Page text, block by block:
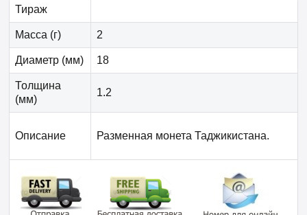
Тираж
Масса (г) 2
Диаметр (мм) 18
Толщина
(мм)
1.2
Описание Разменная монета Таджикистана.